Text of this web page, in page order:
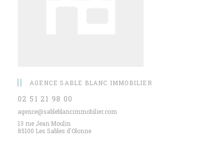
AGENCE SABLE BLANC IMMOBILIER
02 51 21 98 00
agence@sableblancimmobilier.com
13 rue Jean Moulin
85100 Les Sables d'Olonne